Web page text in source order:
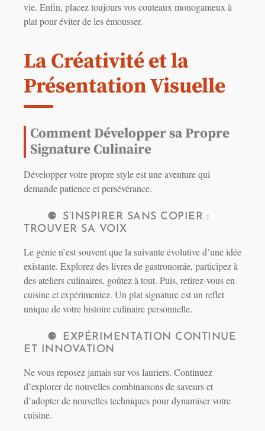
vie. Enfin, placez toujours vos couteaux monogameux à
plat pour éviter de les émousser.
La Créativité et la
Présentation Visuelle
Comment Développer sa Propre
Signature Culinaire
Développer votre propre style est une aventure qui
demande patience et persévérance.
S’INSPIRER SANS COPIER :
TROUVER SA VOIX
Le génie n’est souvent que la suivante évolutive d’une idée
existante. Explorez des livres de gastronomie, participez à
des ateliers culinaires, goûtez à tout. Puis, retirez-vous en
cuisine et expérimentez. Un plat signature est un reflet
unique de votre histoire culinaire personnelle.
EXPÉRIMENTATION CONTINUE
ET INNOVATION
Ne vous reposez jamais sur vos lauriers. Continuez
d’explorer de nouvelles combinaisons de saveurs et
d’adopter de nouvelles techniques pour dynamiser votre
cuisine.